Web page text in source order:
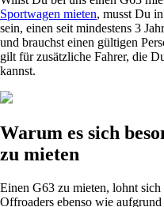
Sportwagen mieten, musst Du
sein, einen seit mindestens 3
und brauchst einen gültigen
gilt für zusätzliche Fahrer, die
kannst.
Warum es sich
zu mieten
Einen G63 zu mieten, lohnt
Offroaders ebenso wie